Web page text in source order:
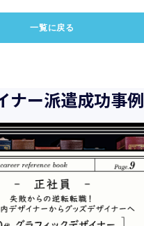
一覧に戻る
ナー派遣成功事例